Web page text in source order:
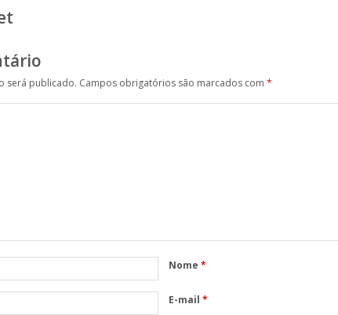
será publicado. Campos obrigatórios são marcados com*
Nome*
E-mail*